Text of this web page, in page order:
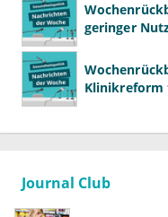
geringer
Klinikreform
Journal Club